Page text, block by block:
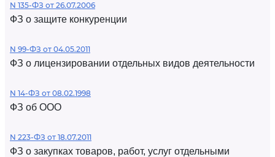
N 135-ФЗ от 26.07.2006
ФЗ о защите конкуренции
N 99-ФЗ от 04.05.2011
ФЗ о лицензировании отдельных видов деятельности
N 14-ФЗ от 08.02.1998
ФЗ об ООО
N 223-ФЗ от 18.07.2011
ФЗ о закупках товаров, работ, услуг отдельными